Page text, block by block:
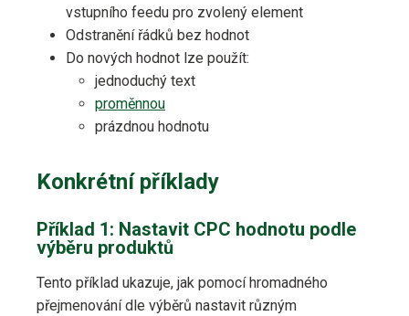
vstupního feedu pro zvolený element
Odstranění řádků bez hodnot
Do nových hodnot lze použít:
jednoduchý text
proměnnou
prázdnou hodnotu
Konkrétní příklady
Příklad 1: Nastavit CPC hodnotu podle
výběru produktů
Tento příklad ukazuje, jak pomocí hromadného
přejmenování dle výběrů nastavit různým